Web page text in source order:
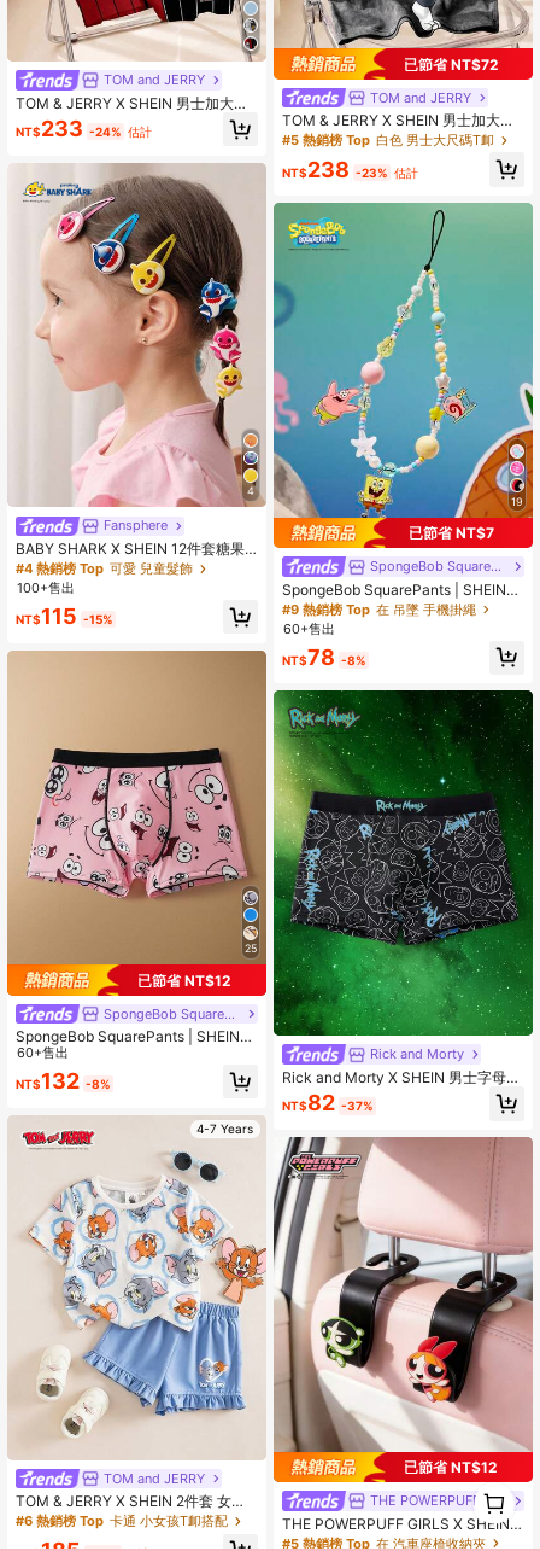
TOM and JERRY
TOM & JERRY X SHEIN 男士加大码
卡通印花圆领短袖T恤
NT$233 -24% 估計
4
Fansphere
BABY SHARK X SHEIN 12件套糖果
色可爱卡通鱼女孩发圈和发夹套装。
弹性橡皮筋，加宽加厚，不会拉扯头
发，适合扎头发和刘海。
#4 熱銷榜 Top 可愛 兒童髮飾
100+售出
NT$115 -15%
25
已節省 NT$12
SpongeBob SquarePants
SpongeBob SquarePants | SHEIN
男士柔软舒适卡通图案平角内裤
60+售出
NT$132 -8%
4-7 Years
TOM and JERRY
TOM & JERRY X SHEIN 2件套 女童
休闲卡通图案圆领短袖上衣和短裤
#6 熱銷榜 Top 卡通 小女孩T卹搭配
已節省 NT$72
TOM and JERRY
TOM & JERRY X SHEIN 男士加大码
休闲时尚街头卡通字母印花水洗短袖T
#5 熱銷榜 Top 白色 男士大尺碼T卹
NT$238 -23% 估計
19
已節省 NT$7
SpongeBob SquarePants
SpongeBob SquarePants | SHEIN
手机挂绳
#9 熱銷榜 Top 在 吊墜 手機掛繩
60+售出
NT$78 -8%
Rick and Morty
Rick and Morty X SHEIN 男士字母印
花拼接休閒日常四角內褲
NT$82 -37%
已節省 NT$12
THE POWERPUFF GIRLS
THE POWERPUFF GIRLS X SHEIN
汽車座椅背勾
#5 熱銷榜 Top 在 汽車座椅收納夾
1
0